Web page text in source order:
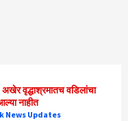
वृद्धाश्रमातच वडिलांचा
नाहीत
News Updates